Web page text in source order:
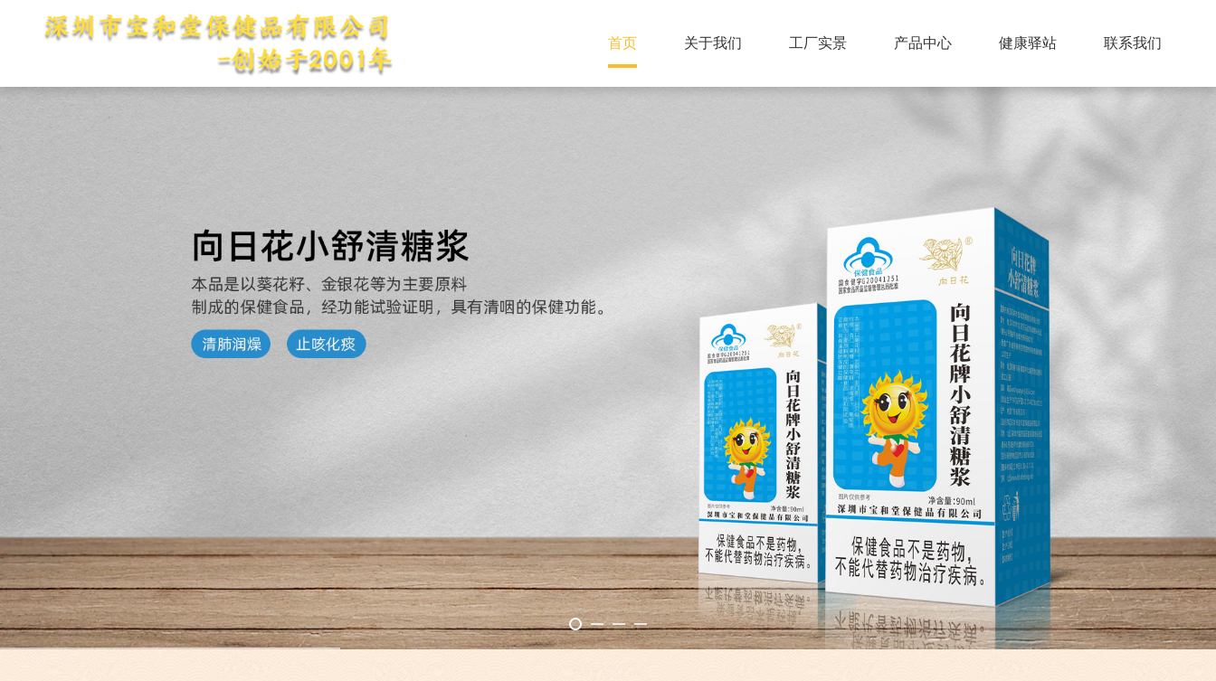
首页 关于我们 工厂实景 产品中心 健康驿站 联系我们